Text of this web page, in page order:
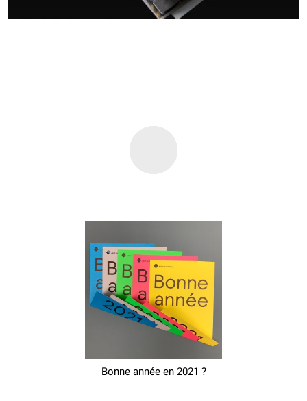
Bonne année en 2021 ?